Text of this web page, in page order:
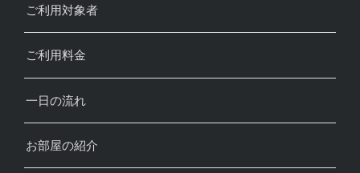
ご利用対象者
ご利用料金
一日の流れ
お部屋の紹介